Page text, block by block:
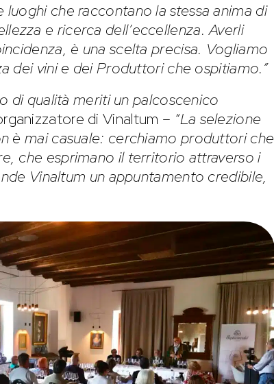
che raccontano la stessa anima di
e ricerca dell’eccellenza. Averli
è una scelta precisa. Vogliamo
dei vini e dei Produttori che ospitiamo.”
di qualità meriti un palcoscenico
di Vinaltum – “La selezione
è mai casuale: cerchiamo produttori che
che esprimano il territorio attraverso i
Vinaltum un appuntamento credibile,